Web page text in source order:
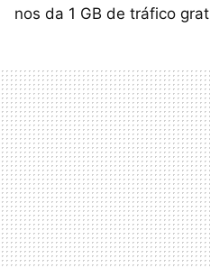
nos da 1 GB de tráfico